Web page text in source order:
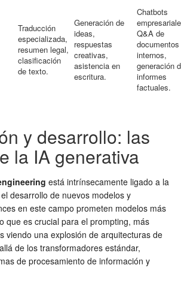
Traducción
especializada,
resumen legal,
clasificación
de texto.
Generación de
ideas,
respuestas
creativas,
asistencia en
escritura.
Chatbots
Q&A de
documentos
internos,
generación
informes
factuales.
y desarrollo: las
la IA generativa
está intrínsecamente ligado a la
desarrollo de nuevos modelos y
en este campo prometen modelos más
que es crucial para el prompting, más
viendo una explosión de arquitecturas de
de los transformadores estándar,
de procesamiento de información y